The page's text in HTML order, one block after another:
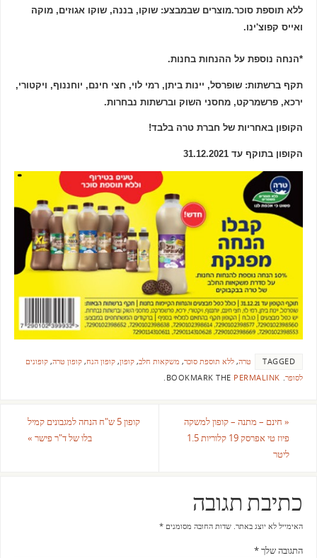
ללא תוספת סוכר.מוצרים שבמבצע: שוקו, בננה, שוקו אגוזים, מוקה
ואייס קפוצ'ינו.
*הנחה נוספת על ההנחות בחנות.
תקף ברשתות: שופרסל, יינות ביתן, רמי לוי, חצי חינם, יוחננוף, ויקטורי,
ירכא, פרשמרקט, מחסני השוק וברשתות נבחרות.
הקופון באחריות של חברת טרה בלבד!
הקופון בתוקף עד 31.12.2021
TAGGED טרה, ללא תוספת סוכר, משקאות חלב, קופון, קופון הנח, קופון טרה, קופונים
לסופר.
PERMALINK
.
«חינם – מתנה – קופון למשקה
פיוז טי אפרסק 19 קלוריות 1.5
ליטר
קופון 5 ש"ח הנחה למגבונים קמיל
בלו של ד"ר פישר »
כתיבת תגובה
האימייל לא יוצג באתר. שדות החובה מסומנים *
התגובה שלך*